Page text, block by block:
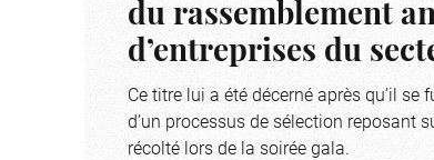
du rassemblement
d’entreprises du
Ce titre lui a été décerné après qu’il
d’un processus de sélection reposant
récolté lors de la soirée gala.